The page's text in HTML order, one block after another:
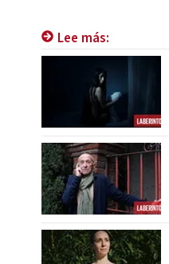
Lee más: